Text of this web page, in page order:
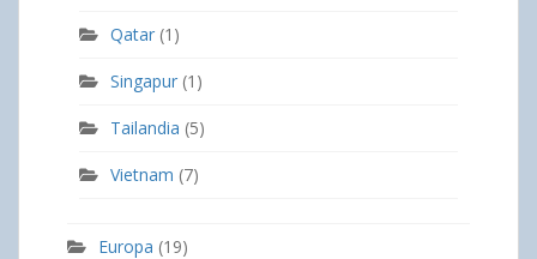
Qatar (1)
Singapur (1)
Tailandia (5)
Vietnam (7)
Europa (19)